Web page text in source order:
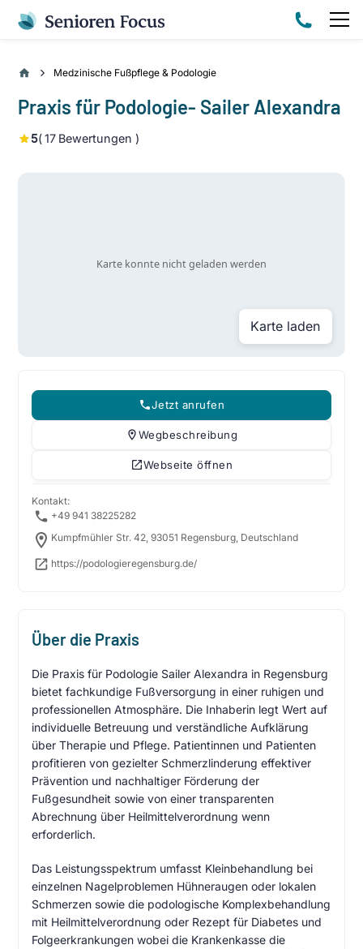
Medzinische Fußpflege & Podologie
Praxis für Podologie- Sailer Alexandra
5(17 Bewertungen )
Karte laden
Jetzt anrufen
Wegbeschreibung
Webseite öffnen
Kontakt:
+49 941 38225282
Kumpfmühler Str. 42, 93051 Regensburg, Deutschland
https://podologieregensburg.de/
Über die Praxis
Die Praxis für Podologie Sailer Alexandra in Regensburg
bietet fachkundige Fußversorgung in einer ruhigen und
professionellen Atmosphäre. Die Inhaberin legt Wert auf
individuelle Betreuung und verständliche Aufklärung
über Therapie und Pflege. Patientinnen und Patienten
profitieren von gezielter Schmerzlinderung effektiver
Prävention und nachhaltiger Förderung der
Fußgesundheit sowie von einer transparenten
Abrechnung über Heilmittelverordnung wenn
erforderlich.
Das Leistungsspektrum umfasst Kleinbehandlung bei
einzelnen Nagelproblemen Hühneraugen oder lokalen
Schmerzen sowie die podologische Komplexbehandlung
mit Heilmittelverordnung oder Rezept für Diabetes und
Folgeerkrankungen wobei die Krankenkasse die